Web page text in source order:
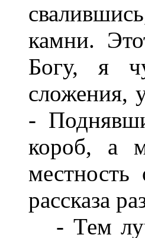
камни.
Богу, я
сложения,
-
короб, а
рассказа
- Тем